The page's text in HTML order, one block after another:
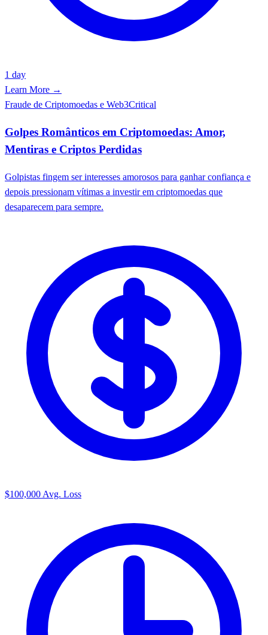
1 day
Learn More →
Fraude de Criptomoedas e Web3Critical
Golpes Românticos em Criptomoedas: Amor,
Mentiras e Criptos Perdidas
Golpistas fingem ser interesses amorosos para ganhar confiança e
depois pressionam vítimas a investir em criptomoedas que
desaparecem para sempre.
$100,000 Avg. Loss